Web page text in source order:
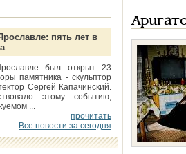
пять лет в
был открыт 23
памятника - скульптор
Сергей Капачинский.
этому событию,
...
прочитать
Все новости за сегодня